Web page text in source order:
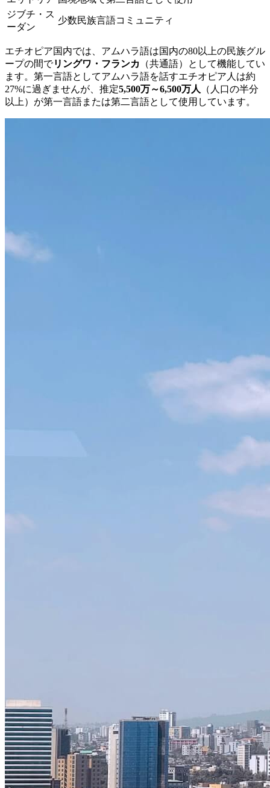
ジブチ・ス
ーダン
少数民族言語コミュニティ
エチオピア国内では、アムハラ語は国内の80以上の民族グル
ープの間でリングワ・フランカ （共通語）として機能してい
ます。第一言語としてアムハラ語を話すエチオピア人は約
27%に過ぎませんが、推定5,500万～6,500万人
（人口の半分
以上）が第一言語または第二言語として使用しています。